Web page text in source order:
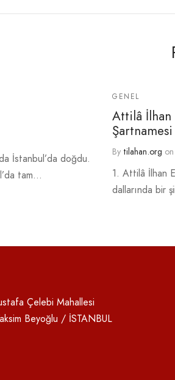
İstanbul’da doğdu.
tam…
GENEL
Attilâ
Şartnamesi
By tilahan.org on
1. Attilâ İlhan
dallarında bir
Çelebi Mahallesi
Beyoğlu / İSTANBUL